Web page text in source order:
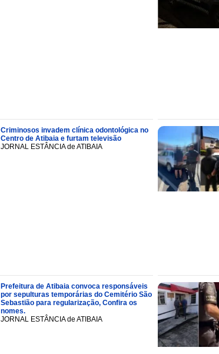
Criminosos invadem clínica odontológica no
Centro de Atibaia e furtam televisão
JORNAL ESTÂNCIA de ATIBAIA
Prefeitura de Atibaia convoca responsáveis
por sepulturas temporárias do Cemitério São
Sebastião para regularização, Confira os
nomes.
JORNAL ESTÂNCIA de ATIBAIA